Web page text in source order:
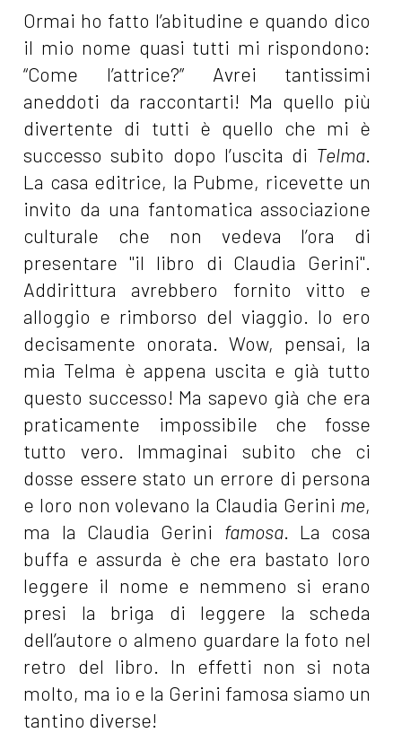
Ormai ho fatto l’abitudine e quando dico
il mio nome quasi tutti mi rispondono:
“Come l’attrice?” Avrei tantissimi
aneddoti da raccontarti! Ma quello più
divertente di tutti è quello che mi è
successo subito dopo l’uscita di Telma.
La casa editrice, la Pubme, ricevette un
invito da una fantomatica associazione
culturale che non vedeva l’ora di
presentare "il libro di Claudia Gerini".
Addirittura avrebbero fornito vitto e
alloggio e rimborso del viaggio. Io ero
decisamente onorata. Wow, pensai, la
mia Telma è appena uscita e già tutto
questo successo! Ma sapevo già che era
praticamente impossibile che fosse
tutto vero. Immaginai subito che ci
dosse essere stato un errore di persona
e loro non volevano la Claudia Gerini me,
ma la Claudia Gerini famosa. La cosa
buffa e assurda è che era bastato loro
leggere il nome e nemmeno si erano
presi la briga di leggere la scheda
dell’autore o almeno guardare la foto nel
retro del libro. In effetti non si nota
molto, ma io e la Gerini famosa siamo un
tantino diverse!